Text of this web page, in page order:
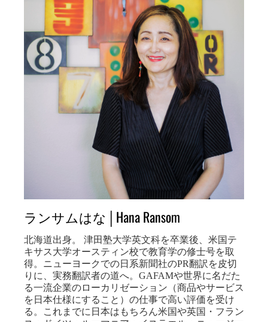
ランサムはな│Hana Ransom
北海道出身。 津田塾大学英文科を卒業後、米国テ
キサス大学オースティン校で教育学の修士号を取
得。ニューヨークでの日系新聞社のPR翻訳を皮切
りに、実務翻訳者の道へ。GAFAMや世界に名だた
る一流企業のローカリゼーション（商品やサービス
を日本仕様にすること）の仕事で高い評価を受け
る。これまでに日本はもちろん米国や英国・フラン